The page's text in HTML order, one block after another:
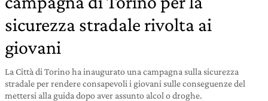
sicurezza stradale rivolta ai
giovani
La Città di Torino ha inaugurato una campagna sulla sicurezza
stradale per rendere consapevoli i giovani sulle conseguenze del
mettersi alla guida dopo aver assunto alcol o droghe.